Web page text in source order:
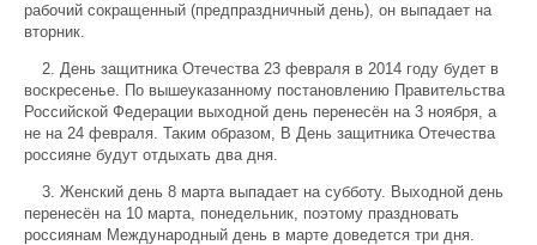
рабочий сокращенный (предпраздничный день), он выпадает на
вторник.
2. День защитника Отечества 23 февраля в 2014 году будет в
воскресенье. По вышеуказанному постановлению Правительства
Российской Федерации выходной день перенесён на 3 ноября, а
не на 24 февраля. Таким образом, В День защитника Отечества
россияне будут отдыхать два дня.
3. Женский день 8 марта выпадает на субботу. Выходной день
перенесён на 10 марта, понедельник, поэтому праздновать
россиянам Международный день в марте доведется три дня.